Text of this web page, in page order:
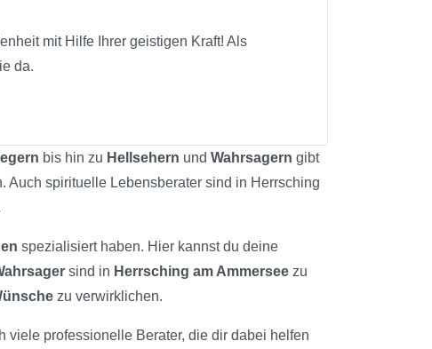
mit Hilfe Ihrer geistigen Kraft! Als
da.
bis hin zu Hellsehern und Wahrsagern gibt
Auch spirituelle Lebensberater sind in Herrsching
spezialisiert haben. Hier kannst du deine
sind in Herrsching am Ammersee zu
zu verwirklichen.
viele professionelle Berater, die dir dabei helfen